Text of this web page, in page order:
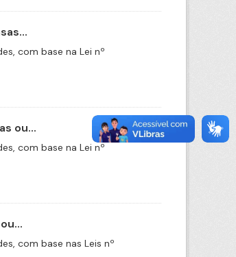
com base na Lei nº
ou...
com base na Lei nº
com base nas Leis nº